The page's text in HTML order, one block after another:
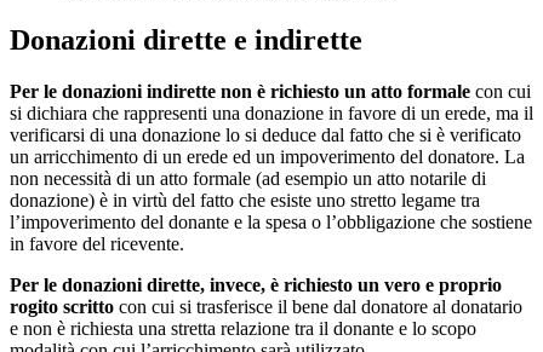
Donazioni dirette e indirette
Per le donazioni indirette non è richiesto un atto formale con cui
si dichiara che rappresenti una donazione in favore di un erede, ma il
verificarsi di una donazione lo si deduce dal fatto che si è verificato
un arricchimento di un erede ed un impoverimento del donatore. La
non necessità di un atto formale (ad esempio un atto notarile di
donazione) è in virtù del fatto che esiste uno stretto legame tra
l’impoverimento del donante e la spesa o l’obbligazione che sostiene
in favore del ricevente.
Per le donazioni dirette, invece, è richiesto un vero e proprio
rogito scritto con cui si trasferisce il bene dal donatore al donatario
e non è richiesta una stretta relazione tra il donante e lo scopo